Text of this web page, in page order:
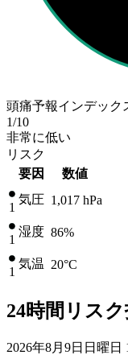
頭痛予報インデック
1/10
非常に低い
リスク
要因
数値
1
気圧 1,017 hPa
1
湿度 86%
1
気温 20°C
24時間リス
2026年8月9日日曜日